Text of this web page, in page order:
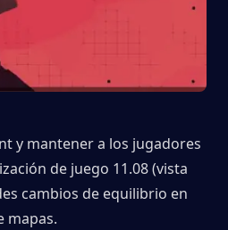
y mantener a los jugadores
de juego 11.08 (vista
cambios de equilibrio en
mapas.